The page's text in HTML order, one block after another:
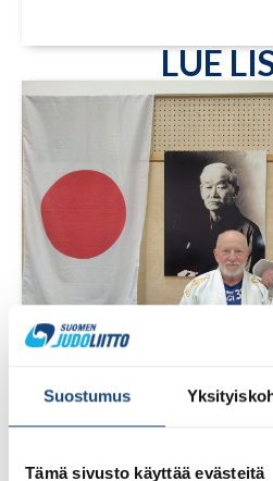
Suostumus
Tämä sivusto käyttää evästeitä
LUE
1.8.2026